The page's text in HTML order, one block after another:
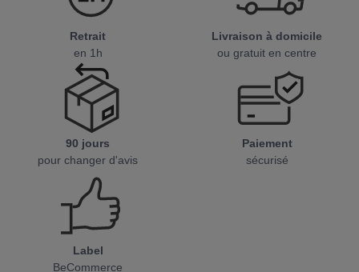
Retrait
en 1h
Livraison à domicile
ou gratuit en centre
90 jours
pour changer d'avis
Paiement
sécurisé
Label
BeCommerce